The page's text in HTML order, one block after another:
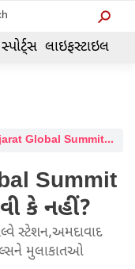
સ્પોર્ટ્સ લાઇફસ્ટાઇલ
Vibrant Gujarat Global Summit 2024 તમે બુલેટ ટ્રેન ચલાવી કે નહીં?
Summit
કે નહીં?
સ્ટેશન,અમદાવાદ
મુલાકાતઓ